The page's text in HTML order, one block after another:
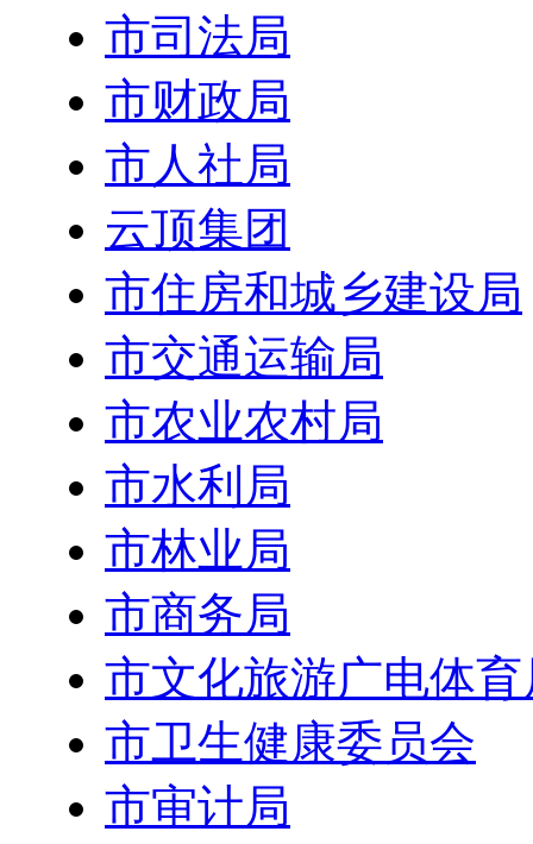
市司法局
市财政局
市人社局
云顶集团
市住房和城乡建设局
市交通运输局
市农业农村局
市水利局
市林业局
市商务局
市文化旅游广电体育
市卫生健康委员会
市审计局